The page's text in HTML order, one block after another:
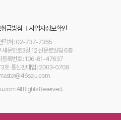
급방침 사업자정보확인
락처 : 02-737-7365
새문안로3길 12 신문로빌딩 6층
등록번호 : 106-81-47637
호 통신판매업 : 2003-0708
All Rights Reserved.